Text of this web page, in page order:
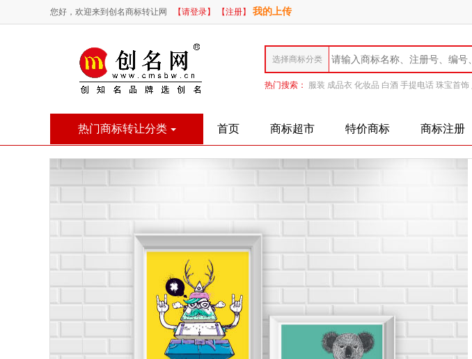
您好，欢迎来到创名商标转让网 【请登录】 【注册】 我的上传
热门搜索： 服装 成品衣 化妆品 白酒 手提电话 珠宝首饰
热门商标转让分类 首页 商标超市 特价商标 商标注册